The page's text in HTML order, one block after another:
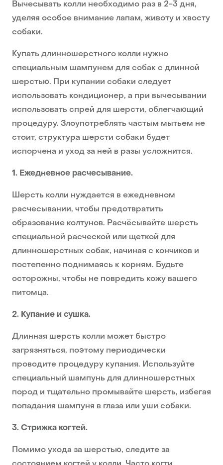
Вычесывать колли необходимо раз в 2-3 дня,
уделяя особое внимание лапам, животу и хвосту
собаки.
Купать длинношерстного колли нужно
специальным шампунем для собак с длинной
шерстью. При купании собаки следует
использовать кондиционер, а при вычесывании
использовать спрей для шерсти, облегчающий
процедуру. Злоупотреблять частым мытьем не
стоит, структура шерсти собаки будет
испорчена и уход за ней в разы усложнится.
1. Ежедневное расчесывание.
Шерсть колли нуждается в ежедневном
расчесывании, чтобы предотвратить
образование колтунов. Расчёсывайте шерсть
специальной расческой или щеткой для
длинношерстных собак, начиная с кончиков и
постепенно поднимаясь к корням. Будьте
осторожны, чтобы не повредить кожу вашего
питомца.
2. Купание и сушка.
Длинная шерсть колли может быстро
загрязняться, поэтому периодически
проводите процедуру купания. Используйте
специальный шампунь для длинношерстных
пород и тщательно промывайте шерсть, избегая
попадания шампуня в глаза или уши собаки.
3. Стрижка когтей.
Помимо ухода за шерстью, следите за